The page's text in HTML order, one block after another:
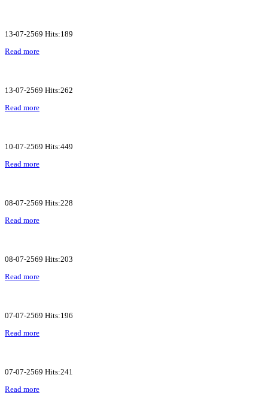
13-07-2569 Hits:189
Read more
13-07-2569 Hits:262
Read more
10-07-2569 Hits:449
Read more
08-07-2569 Hits:228
Read more
08-07-2569 Hits:203
Read more
07-07-2569 Hits:196
Read more
07-07-2569 Hits:241
Read more